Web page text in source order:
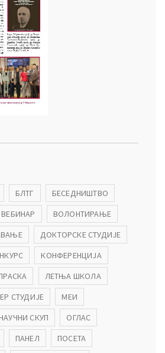
БЛТГ
БЕСЕДНИШТВО
ВЕБИНАР
ВОЛОНТИРАЊЕ
ДОКТОРСКЕ СТУДИЈЕ
КОНФЕРЕНЦИЈА
ЛЕТЊА ШКОЛА
СТУДИЈЕ
МЕИ
СКУП
ОГЛАС
ПАНЕЛ
ПОСЕТА